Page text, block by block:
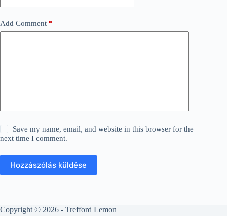
Add Comment *
Save my name, email, and website in this browser for the
next time I comment.
Hozzászólás küldése
Copyright © 2026 - Trefford Lemon